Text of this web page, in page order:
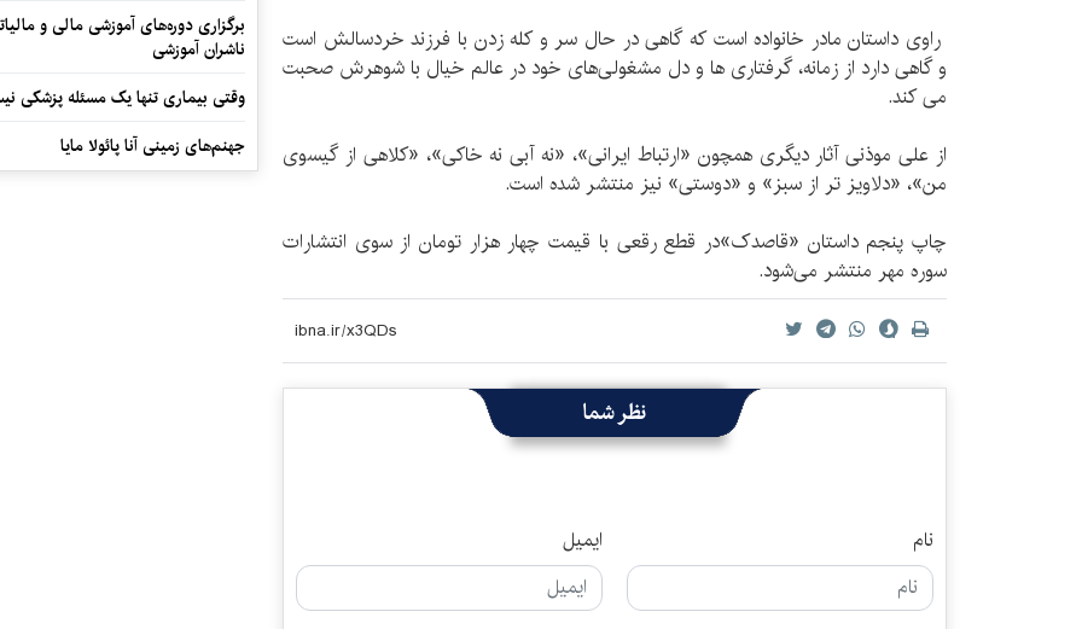
راوی داستان مادر خانواده است که گاهی در حال سر و کله زدن با فرزند خردسالش است
و گاهی دارد از زمانه، گرفتاری ها و دل مشغولی‌های خود در عالم خیال با شوهرش صحبت
می کند.
از علی موذنی آثار دیگری همچون «ارتباط ایرانی»، «نه آبی نه خاکی»، «کلاهی از گیسوی
من»، «دلاویز تر از سبز» و «دوستی» نیز منتشر شده است.
چاپ پنجم داستان «قاصدک»در قطع رقعی با قیمت چهار هزار تومان از سوی انتشارات
سوره مهر منتشر می‌شود.
نظر شما
نام ایمیل
برگزاری دوره‌های آموزشی مالی و
ناشران آموزشی
وقتی بیماری تنها یک مسئله پزشکی
جهنم‌های زمینی آنا پائولا مایا